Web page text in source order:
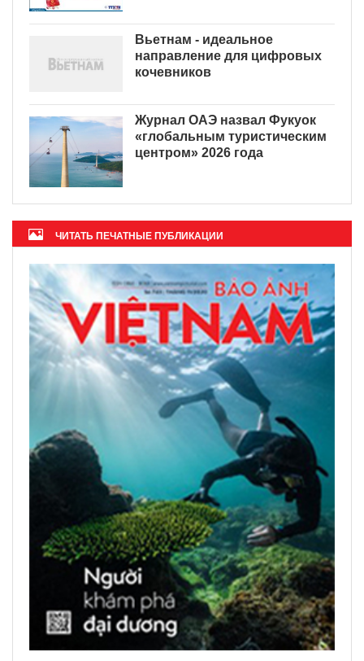
Вьетнам - идеальное
направление для цифровых
кочевников
Журнал ОАЭ назвал Фукуок
«глобальным туристическим
центром» 2026 года
ЧИТАТЬ ПЕЧАТНЫЕ ПУБЛИКАЦИИ